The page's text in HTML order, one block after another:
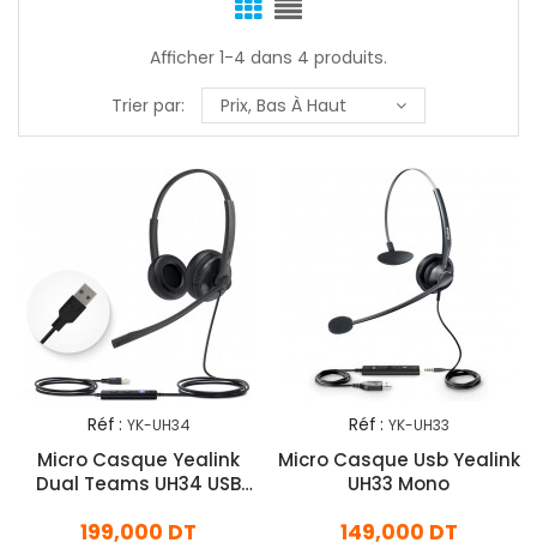
Afficher 1-4 dans 4 produits.
Trier par:
Prix, Bas À Haut
Réf : YK-UH34
Micro Casque Yealink
Dual Teams UH34 USB
199,000 DT
Réf : YK-UH33
Micro Casque Usb Yealink
UH33 Mono
149,000 DT